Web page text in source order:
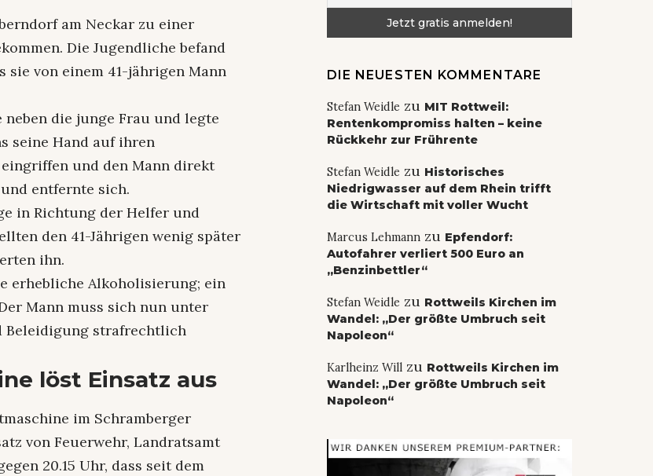
am Neckar zu einer
Die Jugendliche befand
sie von einem 41-jährigen Mann
die junge Frau und legte
seine Hand auf ihren
und den Mann direkt
entfernte sich.
in Richtung der Helfer und
den 41-Jährigen wenig später
ihn.
erhebliche Alkoholisierung; ein
Mann muss sich nun unter
Beleidigung strafrechtlich
löst Einsatz aus
im Schramberger
von Feuerwehr, Landratsamt
20.15 Uhr, dass seit dem
DIE NEUESTEN KOMMENTARE
Stefan Weidle zu MIT Rottweil:
Rentenkompromiss halten – keine
Rückkehr zur Frührente
Stefan Weidle zu Historisches
Niedrigwasser auf dem Rhein trifft
die Wirtschaft mit voller Wucht
Marcus Lehmannzu Epfendorf:
Autofahrer verliert 500 Euro an
„Benzinbettler“
Stefan Weidle zu Rottweils Kirchen im
Wandel: „Der größte Umbruch seit
Napoleon“
Karlheinz Willzu Rottweils Kirchen im
Wandel: „Der größte Umbruch seit
Napoleon“